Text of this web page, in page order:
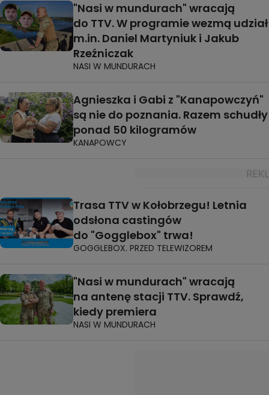
"Nasi w mundurach" wracają
do TTV. W programie wezmą udział
m.in. Daniel Martyniuk i Jakub
Rzeźniczak
NASI W MUNDURACH
Agnieszka i Gabi z "Kanapowczyń"
są nie do poznania. Razem schudły
ponad 50 kilogramów
KANAPOWCY
Trasa TTV w Kołobrzegu! Letnia
odsłona castingów
do "Gogglebox" trwa!
GOGGLEBOX. PRZED TELEWIZOREM
"Nasi w mundurach" wracają
na antenę stacji TTV. Sprawdź,
kiedy premiera
NASI W MUNDURACH